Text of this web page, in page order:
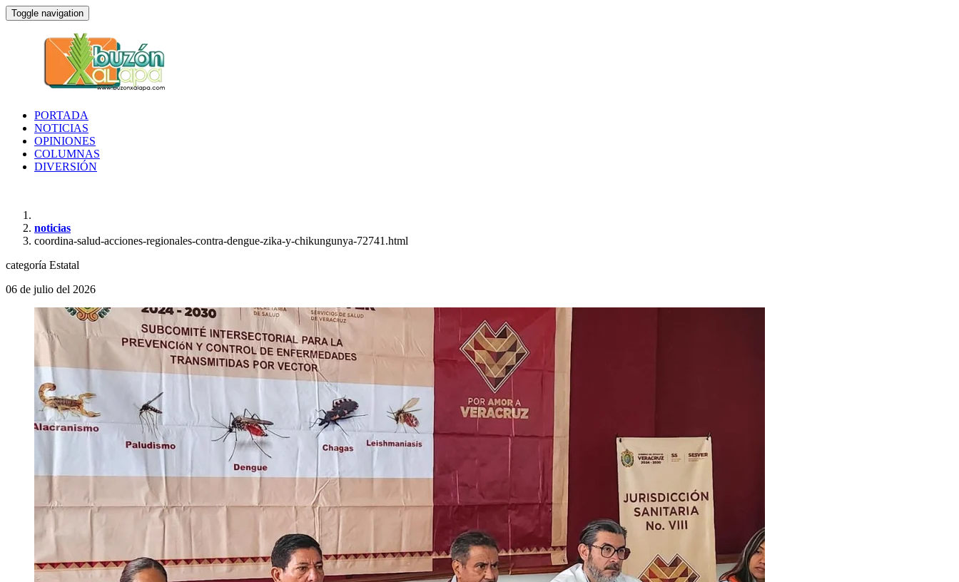
Toggle navigation
PORTADA
NOTICIAS
OPINIONES
COLUMNAS
DIVERSIÓN
noticias
coordina-salud-acciones-regionales-contra-dengue-zika-y-chikungunya-72741.html
categoría Estatal
06 de julio del 2026